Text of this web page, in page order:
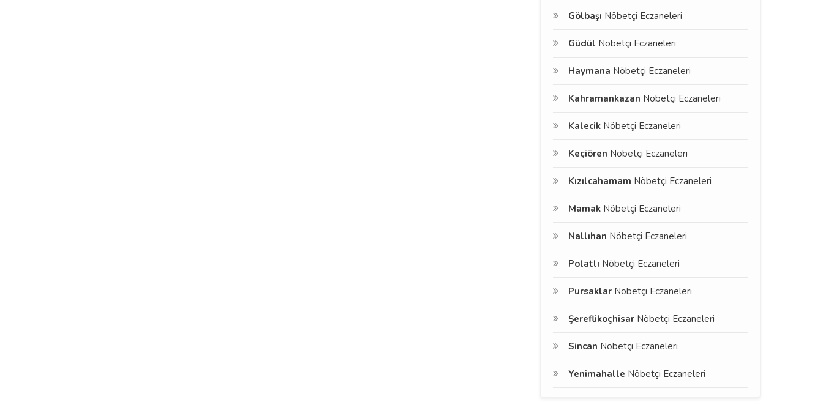
Gölbaşı Nöbetçi Eczaneleri
Güdül Nöbetçi Eczaneleri
Haymana Nöbetçi Eczaneleri
Kahramankazan Nöbetçi Eczaneleri
Kalecik Nöbetçi Eczaneleri
Keçiören Nöbetçi Eczaneleri
Kızılcahamam Nöbetçi Eczaneleri
Mamak Nöbetçi Eczaneleri
Nallıhan Nöbetçi Eczaneleri
Polatlı Nöbetçi Eczaneleri
Pursaklar Nöbetçi Eczaneleri
Şereflikoçhisar Nöbetçi Eczaneleri
Sincan Nöbetçi Eczaneleri
Yenimahalle Nöbetçi Eczaneleri